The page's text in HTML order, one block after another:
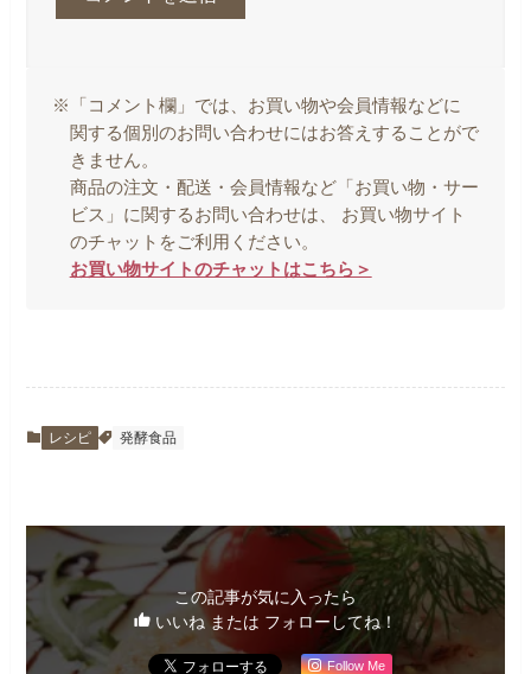
※「コメント欄」では、お買い物や会員情報などに
関する個別のお問い合わせにはお答えすることがで
きません。
商品の注文・配送・会員情報など「お買い物・サー
ビス」に関するお問い合わせは、 お買い物サイト
のチャットをご利用ください。
お買い物サイトのチャットはこちら＞
レシピ 発酵食品
この記事が気に入ったら
いいね または フォローしてね！
Follow Me